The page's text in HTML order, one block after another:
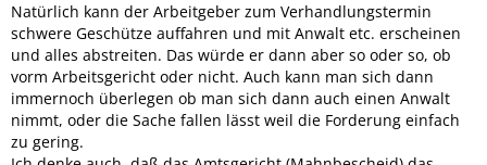
Natürlich kann der Arbeitgeber zum Verhandlungstermin
schwere Geschütze auffahren und mit Anwalt etc. erscheinen
und alles abstreiten. Das würde er dann aber so oder so, ob
vorm Arbeitsgericht oder nicht. Auch kann man sich dann
immernoch überlegen ob man sich dann auch einen Anwalt
nimmt, oder die Sache fallen lässt weil die Forderung einfach
zu gering.